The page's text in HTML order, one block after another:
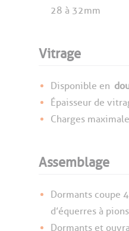
28 à 32mm
Vitrage
Disponible en
Épaisseur de
Charges
Assemblage
Dormants coupe
d’équerres à
Dormants et